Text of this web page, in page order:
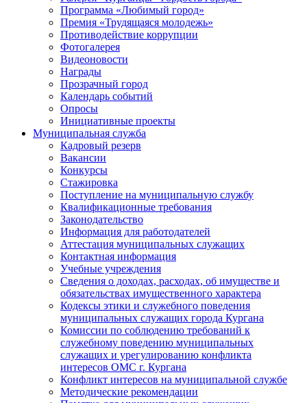
Программа «Любимый город»
Премия «Трудящаяся молодежь»
Противодействие коррупции
Фотогалерея
Видеоновости
Награды
Прозрачный город
Календарь событий
Опросы
Инициативные проекты
Муниципальная служба
Кадровый резерв
Вакансии
Конкурсы
Стажировка
Поступление на муниципальную службу
Квалификационные требования
Законодательство
Информация для работодателей
Аттестация муниципальных служащих
Контактная информация
Учебные учреждения
Сведения о доходах, расходах, об имуществе и
обязательствах имущественного характера
Кодексы этики и служебного поведения
муниципальных служащих города Кургана
Комиссии по соблюдению требований к
служебному поведению муниципальных
служащих и урегулированию конфликта
интересов ОМС г. Кургана
Конфликт интересов на муниципальной службе
Методические рекомендации